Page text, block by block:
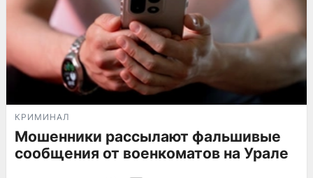
КРИМИНАЛ
Мошенники рассылают фальшивые
сообщения от военкоматов на Урале